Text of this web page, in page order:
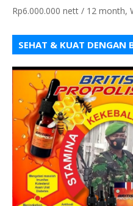
Rp6.000.000 nett / 12 month,
SEHAT & KUAT DENGAN